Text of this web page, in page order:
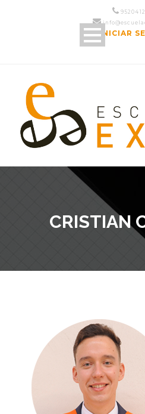
952 04
INICIAR
CRISTIAN